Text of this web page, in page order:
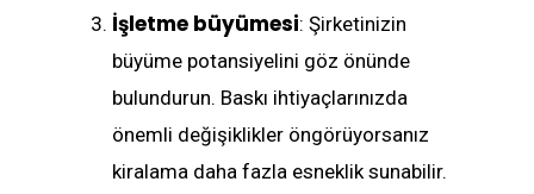
İşletme büyümesi: Şirketinizin
büyüme potansiyelini göz önünde
bulundurun. Baskı ihtiyaçlarınızda
önemli değişiklikler öngörüyorsanız
kiralama daha fazla esneklik sunabilir.